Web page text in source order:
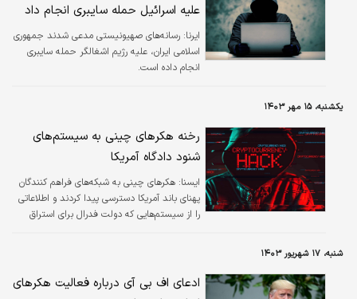
علیه اسرائیل حمله سایبری انجام داد
ایرنا: رسانه‌های صهیونیستی مدعی شدند جمهوری
اسلامی ایران، علیه رژیم اشغالگر حمله سایبری
انجام داده است.
یکشنبه، ۱۵ مهر ۱۴۰۳
رخنه هکرهای چینی به سیستم‌های
شنود دادگاه آمریکا
ايسنا: هکرهای چینی به شبکه‌های فراهم کنندگان
پهنای باند آمریکا دسترسی پیدا کردند و اطلاعاتی
را از سیستم‌هایی که دولت فدرال برای استراق
شنبه، ۱۷ شهریور ۱۴۰۳
ادعای اف بی آی درباره فعالیت هکر‌های